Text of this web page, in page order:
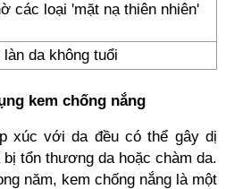
các loại 'mặt nạ thiên nhiên'
da không tuổi
kem chống nắng
xúc với da đều có thể gây dị
tổn thương da hoặc chàm da.
năm, kem chống nắng là một